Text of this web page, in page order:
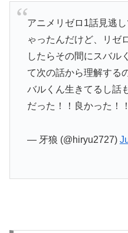
アニメリゼロ1話見逃
ゃったんだけど、リゼ
したらその間にスバル
て次の話から理解する
バルくん生きてるし話
だった！！良かった！！
— 牙狼 (@hiryu2727)